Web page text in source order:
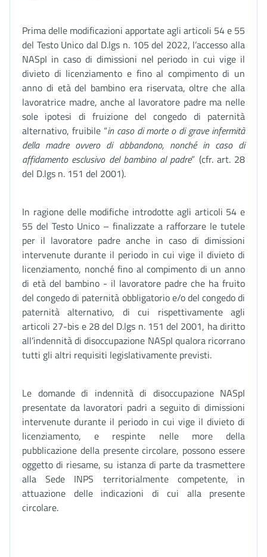
Prima delle modificazioni apportate agli articoli 54 e 55
del Testo Unico dal D.lgs n. 105 del 2022, l’accesso alla
NASpI in caso di dimissioni nel periodo in cui vige il
divieto di licenziamento e fino al compimento di un
anno di età del bambino era riservata, oltre che alla
lavoratrice madre, anche al lavoratore padre ma nelle
sole ipotesi di fruizione del congedo di paternità
alternativo, fruibile “in caso di morte o di grave infermità
della madre ovvero di abbandono, nonché in caso di
affidamento esclusivo del bambino al padre” (cfr. art. 28
del D.lgs n. 151 del 2001).
In ragione delle modifiche introdotte agli articoli 54 e
55 del Testo Unico – finalizzate a rafforzare le tutele
per il lavoratore padre anche in caso di dimissioni
intervenute durante il periodo in cui vige il divieto di
licenziamento, nonché fino al compimento di un anno
di età del bambino - il lavoratore padre che ha fruito
del congedo di paternità obbligatorio e/o del congedo di
paternità alternativo, di cui rispettivamente agli
articoli 27-bis e 28 del D.lgs n. 151 del 2001, ha diritto
all’indennità di disoccupazione NASpI qualora ricorrano
tutti gli altri requisiti legislativamente previsti.
Le domande di indennità di disoccupazione NASpI
presentate da lavoratori padri a seguito di dimissioni
intervenute durante il periodo in cui vige il divieto di
licenziamento, e respinte nelle more della
pubblicazione della presente circolare, possono essere
oggetto di riesame, su istanza di parte da trasmettere
alla Sede INPS territorialmente competente, in
attuazione delle indicazioni di cui alla presente
circolare.